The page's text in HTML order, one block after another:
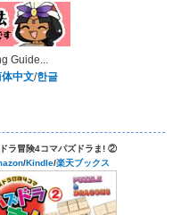
Guide...
中文/한글
ラ冒険4コマパズドラま! ②
/Kindle/楽天ブックス